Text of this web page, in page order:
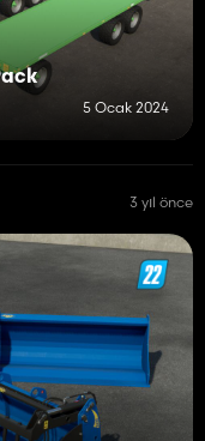
5 Ocak 2024
3 yıl önce